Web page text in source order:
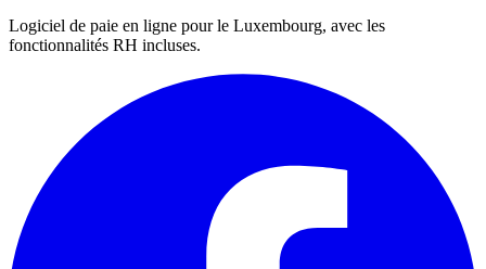
Logiciel de paie en ligne pour le Luxembourg, avec les
fonctionnalités RH incluses.